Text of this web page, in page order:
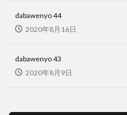
dabawenyo 44
2020年8月16日
dabawenyo 43
2020年8月9日